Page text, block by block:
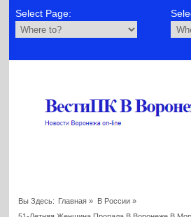
Select Page:
Вы Здесь: Главная » В России»